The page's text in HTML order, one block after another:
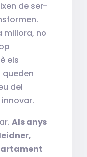
de ser-
millora, no
els
queden
del
Als anys